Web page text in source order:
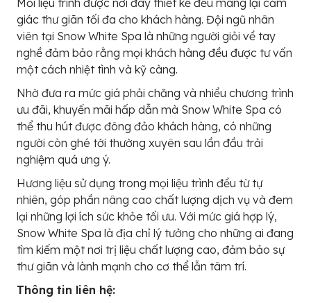
Mỗi liệu trình được nơi đây thiết kế đều mang lại cảm
giác thư giãn tối đa cho khách hàng. Đội ngũ nhân
viên tại Snow White Spa là những người giỏi về tay
nghề đảm bảo rằng mọi khách hàng đều được tư vấn
một cách nhiệt tình và kỹ càng.
Nhờ đưa ra mức giá phải chăng và nhiều chương trình
ưu đãi, khuyến mãi hấp dẫn mà Snow White Spa có
thể thu hút được đông đảo khách hàng, có những
người còn ghé tới thường xuyên sau lần đầu trải
nghiệm quá ưng ý.
Hương liệu sử dụng trong mọi liệu trình đều từ tự
nhiên, góp phần nâng cao chất lượng dịch vụ và đem
lại những lợi ích sức khỏe tối ưu. Với mức giá hợp lý,
Snow White Spa là địa chỉ lý tưởng cho những ai đang
tìm kiếm một nơi trị liệu chất lượng cao, đảm bảo sự
thư giãn và lành mạnh cho cơ thể lẫn tâm trí.
Thông tin liên hệ: